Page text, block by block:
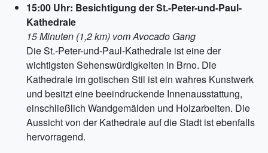
15:00 Uhr: Besichtigung der St.-Peter-und-Paul-
Kathedrale
15 Minuten (1,2 km) vom Avocado Gang
Die St.-Peter-und-Paul-Kathedrale ist eine der
wichtigsten Sehenswürdigkeiten in Brno. Die
Kathedrale im gotischen Stil ist ein wahres Kunstwerk
und besitzt eine beeindruckende Innenausstattung,
einschließlich Wandgemälden und Holzarbeiten. Die
Aussicht von der Kathedrale auf die Stadt ist ebenfalls
hervorragend.